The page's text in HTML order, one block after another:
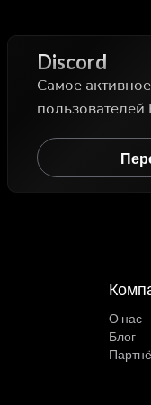
Discord
Самое
пользователей
О нас
Блог